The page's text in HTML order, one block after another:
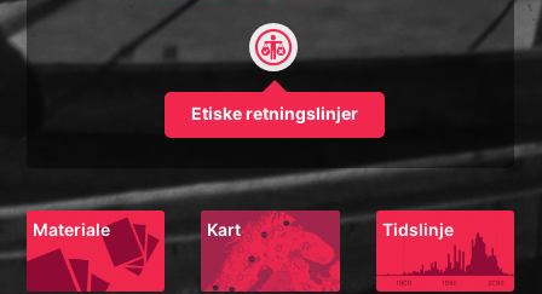
Etiske retningslinjer
Materiale Kart Tidslinje